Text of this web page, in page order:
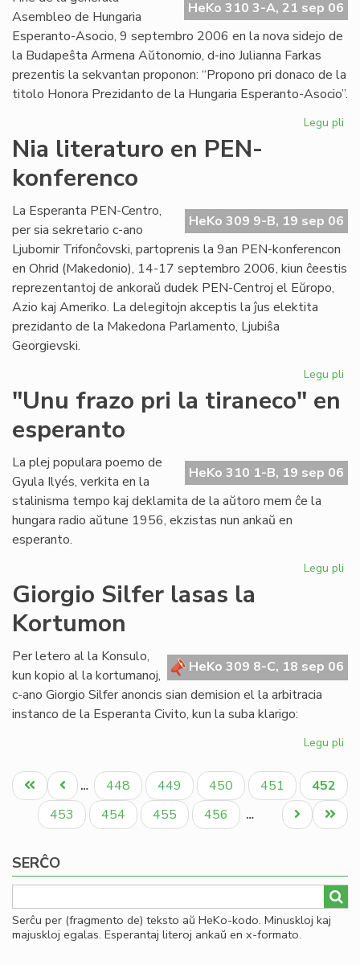
HeKo 310 3-A, 21 sep 06
Asembleo de Hungaria
Esperanto-Asocio, 9 septembro 2006 en la nova sidejo de
la Budapeŝta Armena Aŭtonomio, d-ino Julianna Farkas
prezentis la sekvantan proponon: “Propono pri donaco de la
titolo Honora Prezidanto de la Hungaria Esperanto-Asocio”.
Legu pli
Nia literaturo en PEN-
konferenco
HeKo 309 9-B, 19 sep 06
La Esperanta PEN-Centro,
per sia sekretario c-ano
Ljubomir Trifonĉovski, partoprenis la 9an PEN-konferencon
en Ohrid (Makedonio), 14-17 septembro 2006, kiun ĉeestis
reprezentantoj de ankoraŭ dudek PEN-Centroj el Eŭropo,
Azio kaj Ameriko. La delegitojn akceptis la ĵus elektita
prezidanto de la Makedona Parlamento, Ljubiŝa
Georgievski.
Legu pli
"Unu frazo pri la tiraneco" en
esperanto
HeKo 310 1-B, 19 sep 06
La plej populara poemo de
Gyula Ilyés, verkita en la
stalinisma tempo kaj deklamita de la aŭtoro mem ĉe la
hungara radio aŭtune 1956, ekzistas nun ankaŭ en
esperanto.
Legu pli
Giorgio Silfer lasas la
Kortumon
HeKo 309 8-C, 18 sep 06
Per letero al la Konsulo,
kun kopio al la kortumanoj,
c-ano Giorgio Silfer anoncis sian demision el la arbitracia
instanco de la Esperanta Civito, kun la suba klarigo:
Legu pli
la
Pagination
Unua
paĝo
Antaŭa
paĝo
… Paĝo
448 Paĝo
449 Paĝo
450 Paĝo
451
Aktuala
paĝo
452
Paĝo
453 Paĝo
454 Paĝo
455 Paĝo
456 …
Last
page
Next
page
SERĈO
Serĉu per (fragmento de) teksto aŭ HeKo-kodo. Minuskloj kaj
majuskloj egalas. Esperantaj literoj ankaŭ en x-formato.